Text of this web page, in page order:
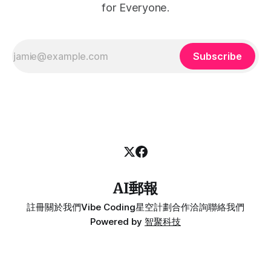
for Everyone.
Subscribe
AI郵報
註冊關於我們Vibe Coding星空計劃合作洽詢聯絡我們
Powered by 智聚科技